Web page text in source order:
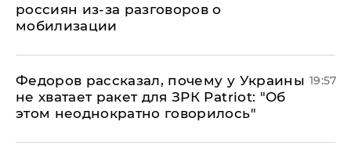
россиян из-за разговоров о
мобилизации
Федоров рассказал, почему у Украины
не хватает ракет для ЗРК Patriot: "Об
этом неоднократно говорилось"
19:57